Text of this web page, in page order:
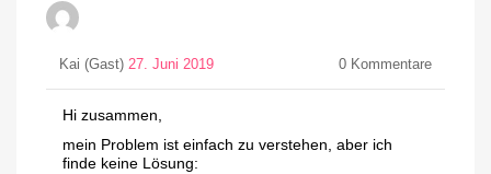
Kai (Gast) 27. Juni 2019 0 Kommentare
Hi zusammen,
mein Problem ist einfach zu verstehen, aber ich
finde keine Lösung: